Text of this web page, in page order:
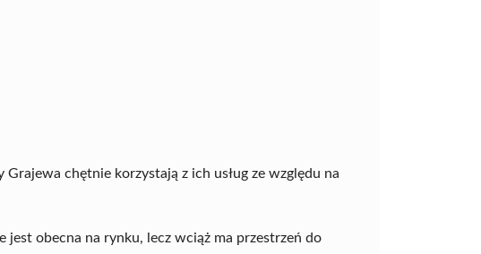
chętnie korzystają z ich usług ze względu na
jest obecna na rynku, lecz wciąż ma przestrzeń do